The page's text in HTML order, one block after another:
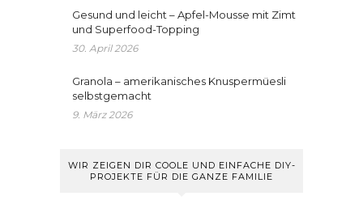
Gesund und leicht – Apfel-Mousse mit Zimt
und Superfood-Topping
30. April 2026
Granola – amerikanisches Knuspermüesli
selbstgemacht
9. März 2026
WIR ZEIGEN DIR COOLE UND EINFACHE DIY-
PROJEKTE FÜR DIE GANZE FAMILIE